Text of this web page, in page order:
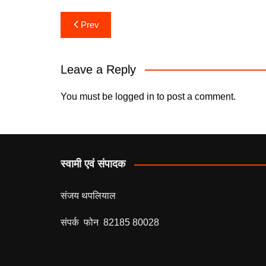
c
e
o
o
itt
er
p
p
n
g
er
Post
navigation
Prev
Leave a Reply
You must be logged in to post a comment.
स्वामी एवं संपादक
संजय थपलियाल
संपर्क फोन 82185 80028